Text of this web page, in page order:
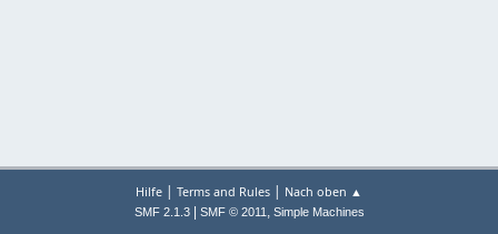
Hilfe | Terms and Rules | Nach oben ▲
SMF 2.1.3| SMF © 2011, Simple Machines